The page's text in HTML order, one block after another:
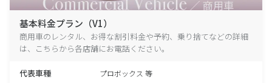
基本料金プラン（V1）
商用車のレンタル、お得な割引料金や予約、乗り捨てなどの詳細
は、こちらから各店舗にお電話ください。
代表車種 プロボックス 等